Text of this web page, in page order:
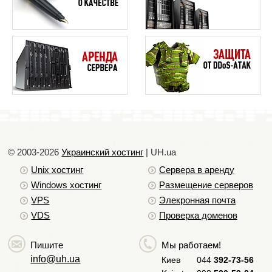
info - информационные ресурсы.
Помимо этого домен может одновременно
являться тематическим и территориальным
показателем (com.ua, net.ua и.т.д).
Исходя из этого можно сделать вывод, что при
выборе доменной зоны необходимо учитывать
© 2003-2026Украинский хостинг | UH.ua
Unix хостинг
Windows хостинг
VPS
VDS
Сервера в аренду
Размещение серверов
Элекронная почта
Проверка доменов
Пишите
info@uh.ua
Мы работаем!
Киев 044 392-73-56